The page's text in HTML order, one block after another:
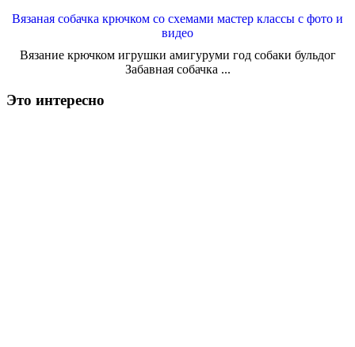
Вязаная собачка крючком со схемами мастер классы с фото и
видео
Вязание крючком игрушки амигуруми год собаки бульдог
Забавная собачка ...
Это интересно